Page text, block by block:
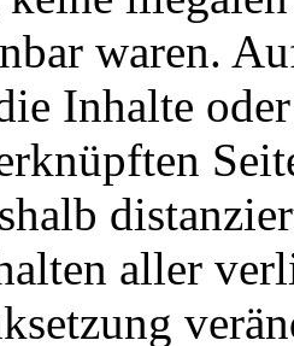
waren.
Inhalte
aller